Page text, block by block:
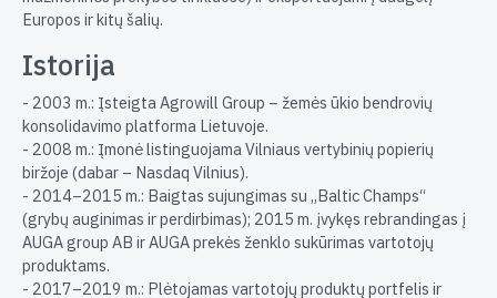
Europos ir kitų šalių.
Istorija
- 2003 m.: Įsteigta Agrowill Group – žemės ūkio bendrovių
konsolidavimo platforma Lietuvoje.
- 2008 m.: Įmonė listinguojama Vilniaus vertybinių popierių
biržoje (dabar – Nasdaq Vilnius).
- 2014–2015 m.: Baigtas sujungimas su „Baltic Champs“
(grybų auginimas ir perdirbimas); 2015 m. įvykęs rebrandingas į
AUGA group AB ir AUGA prekės ženklo sukūrimas vartotojų
produktams.
- 2017–2019 m.: Plėtojamas vartotojų produktų portfelis ir